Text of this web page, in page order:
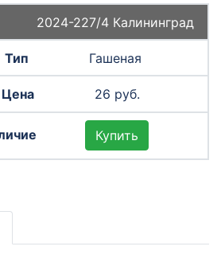
2024-227/4 Калининград
Гашеная
26 руб.
Купить